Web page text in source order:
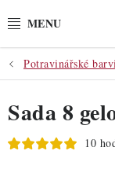
na
POTŘEBY
POMŮCKY
SUROVINY
Potravinářské
Sada 8
10